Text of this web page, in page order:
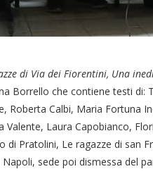
di Via dei Fiorentini, Una
Borrello che contiene testi di:
Roberta Calbi, Maria Fortuna
Laura Capobianco,
Pratolini, Le ragazze di san
sede poi dismessa del